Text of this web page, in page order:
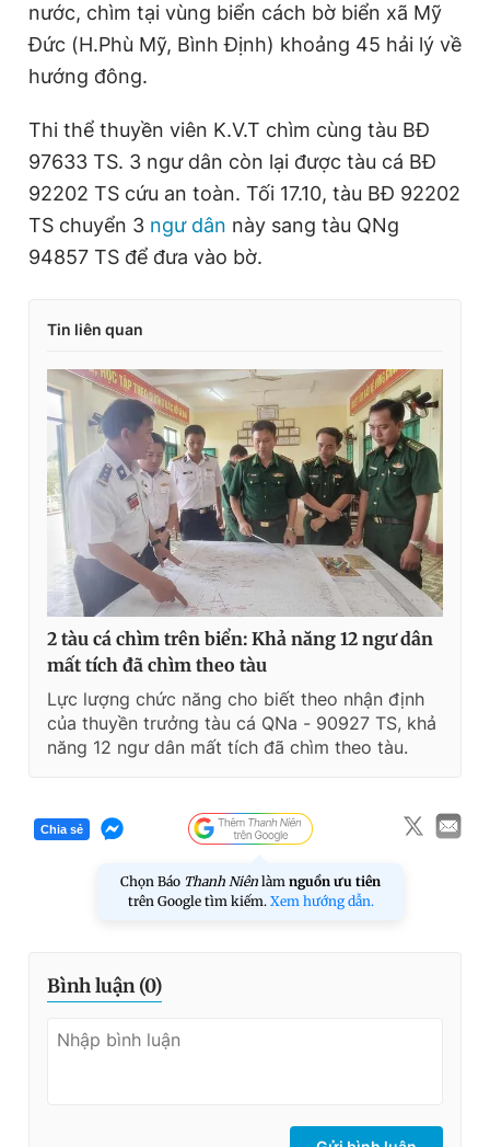
Đặt báo Quảng cáo Chính sách bảo
Tổng biên tập: Nguyễn Ngọc Toàn
Phó tổng biên tập thường trực: Hải Thành
Phó tổng biên tập: Trần Việt Hưng
Tổng thư ký tòa soạn: Đức Trung
Giấy phép xuất bản số 110/GP - BTTTT cấp ngày 24.3.2020
© 2003-2026 Bản quyền thuộc về Báo Thanh Niên. Cấm sao
chép dưới mọi hình thức nếu không có sự chấp thuận bằng văn
bản. Phát triển bởi ePi Technologies, JSC.
nước, chìm tại vùng biển cách bờ biển xã Mỹ
Đức (H.Phù Mỹ, Bình Định) khoảng 45 hải lý về
hướng đông.
Thi thể thuyền viên K.V.T chìm cùng tàu BĐ
97633 TS. 3 ngư dân còn lại được tàu cá BĐ
92202 TS cứu an toàn. Tối 17.10, tàu BĐ 92202
TS chuyển 3 ngư dân này sang tàu QNg
94857 TS để đưa vào bờ.
Tin liên quan
2 tàu cá chìm trên biển: Khả năng 12 ngư dân
mất tích đã chìm theo tàu
Lực lượng chức năng cho biết theo nhận định
của thuyền trưởng tàu cá QNa - 90927 TS, khả
năng 12 ngư dân mất tích đã chìm theo tàu.
Chia sẻ
Chọn Báo Thanh Niên làm nguồn ưu tiên
trên Google tìm kiếm. Xem hướng dẫn.
Bình luận (0)